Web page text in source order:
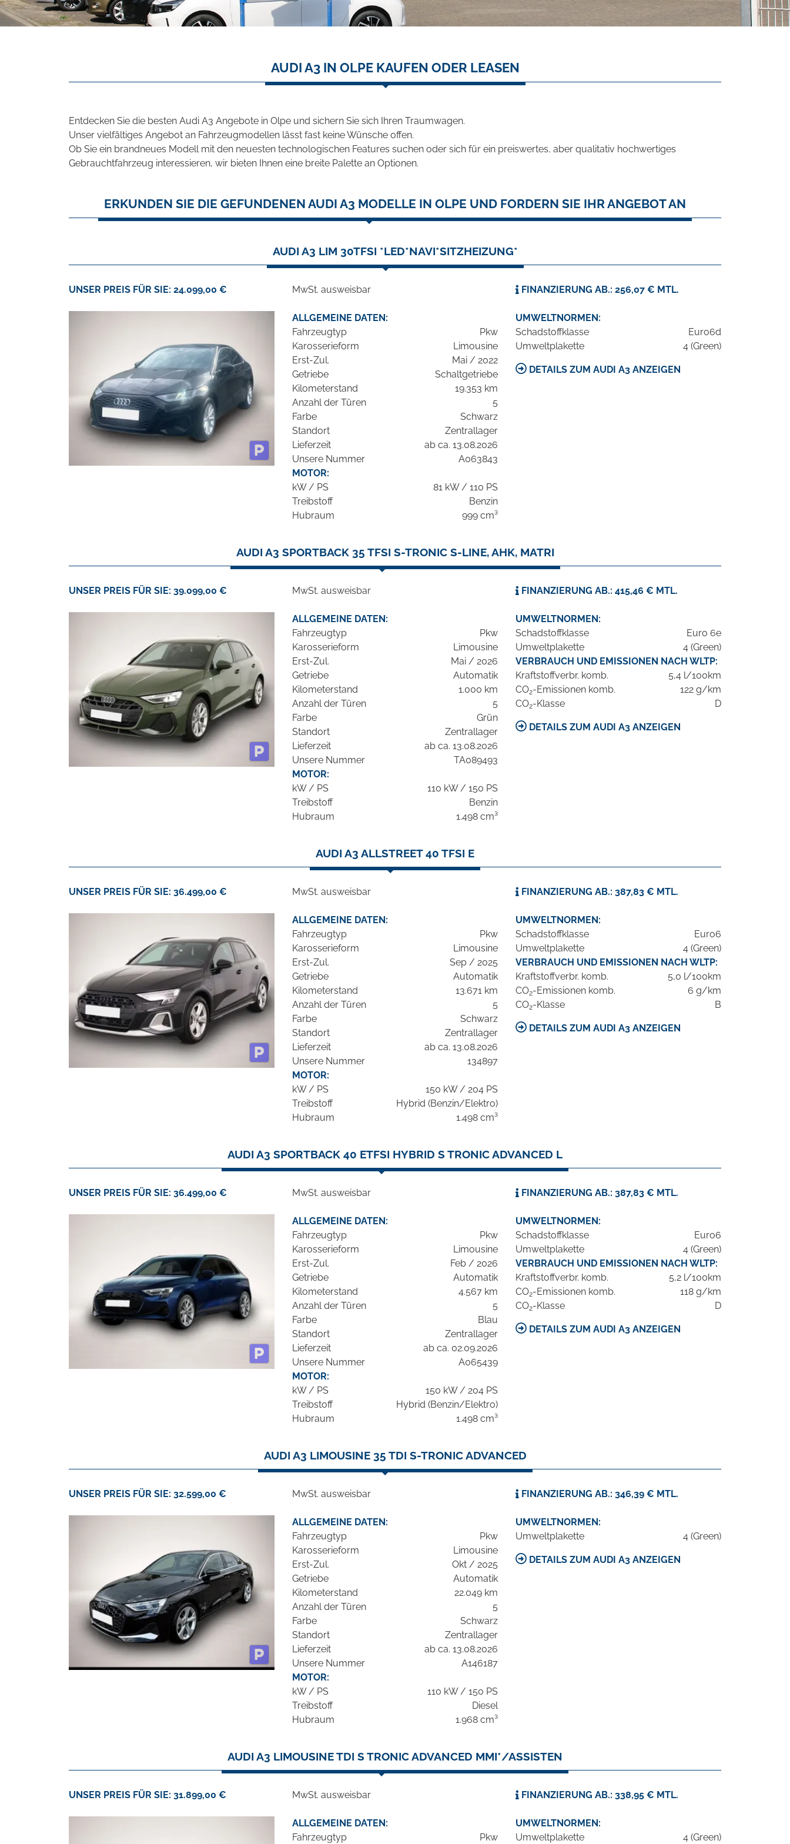
AUDI A3 IN OLPE KAUFEN ODER LEASEN
Entdecken Sie die besten Audi A3 Angebote in Olpe und sichern Sie sich Ihren Traumwagen.
Unser vielfältiges Angebot an Fahrzeugmodellen lässt fast keine Wünsche offen.
Ob Sie ein brandneues Modell mit den neuesten technologischen Features suchen oder sich für ein preiswertes, aber qualitativ hochwertiges
Gebrauchtfahrzeug interessieren, wir bieten Ihnen eine breite Palette an Optionen.
ERKUNDEN SIE DIE GEFUNDENEN AUDI A3 MODELLE IN OLPE UND FORDERN SIE IHR ANGEBOT AN
AUDI A3 LIM 30TFSI *LED*NAVI*SITZHEIZUNG*
UNSER PREIS FÜR SIE: 24.099,00 € MwSt. ausweisbar FINANZIERUNG AB.: 256,07 € MTL.
ALLGEMEINE DATEN:
Fahrzeugtyp
Pkw
Karosserieform
Limousine
Erst-Zul.
Mai / 2022
Getriebe
Schaltgetriebe
Kilometerstand
19.353 km
Anzahl der Türen
5
Farbe
Schwarz
Standort
Zentrallager
Lieferzeit
ab ca. 13.08.2026
Unsere Nummer
A063843
MOTOR:
kW / PS
81 kW / 110 PS
Treibstoff
Benzin
Hubraum
999 cm³
UMWELTNORMEN:
Schadstoffklasse
Euro6d
Umweltplakette
4 (Green)
DETAILS ZUM AUDI A3 ANZEIGEN
AUDI A3 SPORTBACK 35 TFSI S-TRONIC S-LINE, AHK, MATRI
UNSER PREIS FÜR SIE: 39.099,00 € MwSt. ausweisbar FINANZIERUNG AB.: 415,46 € MTL.
ALLGEMEINE DATEN:
Fahrzeugtyp
Pkw
Karosserieform
Limousine
Erst-Zul.
Mai / 2026
Getriebe
Automatik
Kilometerstand
1.000 km
Anzahl der Türen
5
Farbe
Grün
Standort
Zentrallager
Lieferzeit
ab ca. 13.08.2026
Unsere Nummer
TA089493
MOTOR:
kW / PS
110 kW / 150 PS
Treibstoff
Benzin
Hubraum
1.498 cm³
UMWELTNORMEN:
Schadstoffklasse
Euro 6e
Umweltplakette
4 (Green)
VERBRAUCH UND EMISSIONEN NACH WLTP:
Kraftstoffverbr. komb.
5,4 l/100km
CO2-Emissionen komb.
122 g/km
CO2-Klasse D
DETAILS ZUM AUDI A3 ANZEIGEN
AUDI A3 ALLSTREET 40 TFSI E
UNSER PREIS FÜR SIE: 36.499,00 € MwSt. ausweisbar FINANZIERUNG AB.: 387,83 € MTL.
ALLGEMEINE DATEN:
Fahrzeugtyp
Pkw
Karosserieform
Limousine
Erst-Zul.
Sep / 2025
Getriebe
Automatik
Kilometerstand
13.671 km
Anzahl der Türen
5
Farbe
Schwarz
Standort
Zentrallager
Lieferzeit
ab ca. 13.08.2026
Unsere Nummer
134897
MOTOR:
kW / PS
150 kW / 204 PS
Treibstoff
Hybrid (Benzin/Elektro)
Hubraum
1.498 cm³
UMWELTNORMEN:
Schadstoffklasse
Euro6
Umweltplakette
4 (Green)
VERBRAUCH UND EMISSIONEN NACH WLTP:
Kraftstoffverbr. komb.
5,0 l/100km
CO2-Emissionen komb.
6 g/km
CO2-Klasse B
DETAILS ZUM AUDI A3 ANZEIGEN
AUDI A3 SPORTBACK 40 ETFSI HYBRID S TRONIC ADVANCED L
UNSER PREIS FÜR SIE: 36.499,00 € MwSt. ausweisbar FINANZIERUNG AB.: 387,83 € MTL.
ALLGEMEINE DATEN:
Fahrzeugtyp
Pkw
Karosserieform
Limousine
Erst-Zul.
Feb / 2026
Getriebe
Automatik
Kilometerstand
4.567 km
Anzahl der Türen
5
Farbe
Blau
Standort
Zentrallager
Lieferzeit
ab ca. 02.09.2026
Unsere Nummer
A065439
MOTOR:
kW / PS
150 kW / 204 PS
Treibstoff
Hybrid (Benzin/Elektro)
Hubraum
1.498 cm³
UMWELTNORMEN:
Schadstoffklasse
Euro6
Umweltplakette
4 (Green)
VERBRAUCH UND EMISSIONEN NACH WLTP:
Kraftstoffverbr. komb.
5,2 l/100km
CO2-Emissionen komb.
118 g/km
CO2-Klasse D
DETAILS ZUM AUDI A3 ANZEIGEN
AUDI A3 LIMOUSINE 35 TDI S-TRONIC ADVANCED
UNSER PREIS FÜR SIE: 32.599,00 € MwSt. ausweisbar FINANZIERUNG AB.: 346,39 € MTL.
ALLGEMEINE DATEN:
Fahrzeugtyp
Pkw
Karosserieform
Limousine
Erst-Zul.
Okt / 2025
Getriebe
Automatik
Kilometerstand
22.049 km
Anzahl der Türen
5
Farbe
Schwarz
Standort
Zentrallager
Lieferzeit
ab ca. 13.08.2026
Unsere Nummer
A146187
MOTOR:
kW / PS
110 kW / 150 PS
Treibstoff
Diesel
Hubraum
1.968 cm³
UMWELTNORMEN:
Umweltplakette
4 (Green)
DETAILS ZUM AUDI A3 ANZEIGEN
AUDI A3 LIMOUSINE TDI S TRONIC ADVANCED MMI*/ASSISTEN
UNSER PREIS FÜR SIE: 31.899,00 € MwSt. ausweisbar FINANZIERUNG AB.: 338,95 € MTL.
ALLGEMEINE DATEN:
Fahrzeugtyp
Pkw
UMWELTNORMEN:
Umweltplakette
4 (Green)